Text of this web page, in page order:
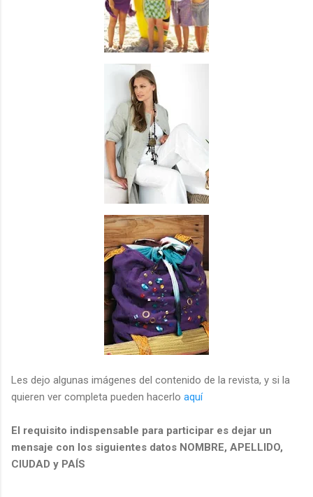
Les dejo algunas imágenes del contenido de la revista, y si la
quieren ver completa pueden hacerlo aquí
El requisito indispensable para participar es dejar un
mensaje con los siguientes datos NOMBRE, APELLIDO,
CIUDAD y PAÍS